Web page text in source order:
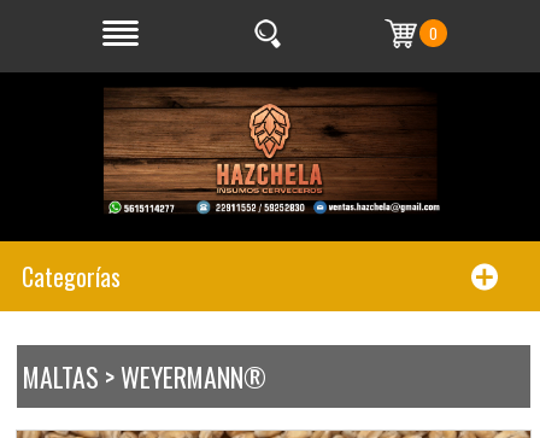
0
Categorías
MALTAS > WEYERMANN®